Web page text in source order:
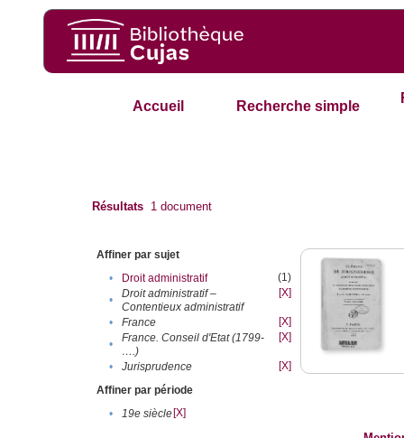
Accueil Recherche simple
Résultats 1 document
Affiner par sujet
•
Droit administratif
(1)
•
Droit administratif –
Contentieux administratif
[X]
• France
[X]
•
France. Conseil d'Etat (1799-
….)
[X]
• Jurisprudence
[X]
Affiner par période
•
19e siècle[X]